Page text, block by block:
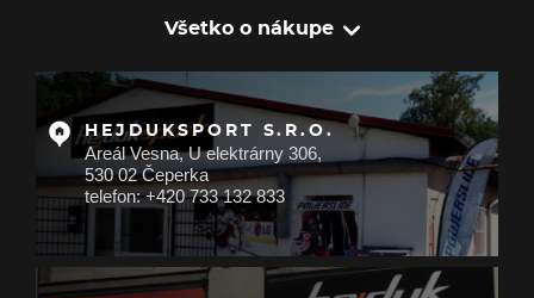
Všetko o nákupe
HEJDUKSPORT S.R.O.
Areál Vesna, U elektrárny 306,
530 02 Čeperka
telefon: +420 733 132 833